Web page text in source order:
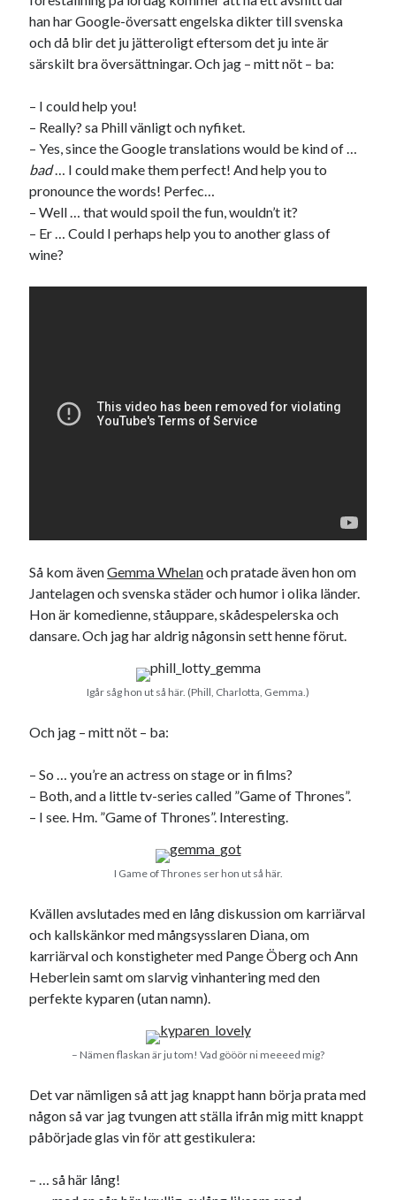
han har Google-översatt engelska dikter till svenska
och då blir det ju jätteroligt eftersom det ju inte är
särskilt bra översättningar. Och jag – mitt nöt – ba:
– I could help you!
– Really? sa Phill vänligt och nyfiket.
– Yes, since the Google translations would be kind of …
bad… I could make them perfect! And help you to
pronounce the words! Perfec…
– Well … that would spoil the fun, wouldn’t it?
– Er … Could I perhaps help you to another glass of
wine?
Så kom ävenGemma Whelanoch pratade även hon om
Jantelagen och svenska städer och humor i olika länder.
Hon är komedienne, ståuppare, skådespelerska och
dansare. Och jag har aldrig någonsin sett henne förut.
Igår såg hon ut så här. (Phill, Charlotta, Gemma.)
Och jag – mitt nöt – ba:
– So … you’re an actress on stage or in films?
– Both, and a little tv-series called ”Game of Thrones”.
– I see. Hm. ”Game of Thrones”. Interesting.
I Game of Thrones ser hon ut så här.
Kvällen avslutades med en lång diskussion om karriärval
och kallskänkor med mångsysslaren Diana, om
karriärval och konstigheter med Pange Öberg och Ann
Heberlein samt om slarvig vinhantering med den
perfekte kyparen (utan namn).
– Nämen flaskan är ju tom! Vad gööör ni meeeed mig?
Det var nämligen så att jag knappt hann börja prata med
någon så var jag tvungen att ställa ifrån mig mitt knappt
påbörjade glas vin för att gestikulera:
– … så här lång!